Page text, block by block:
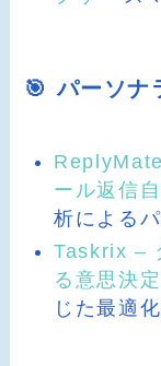
🎯 パーソナ
ール返信
析による
Taskrix –
る意思決
じた最適